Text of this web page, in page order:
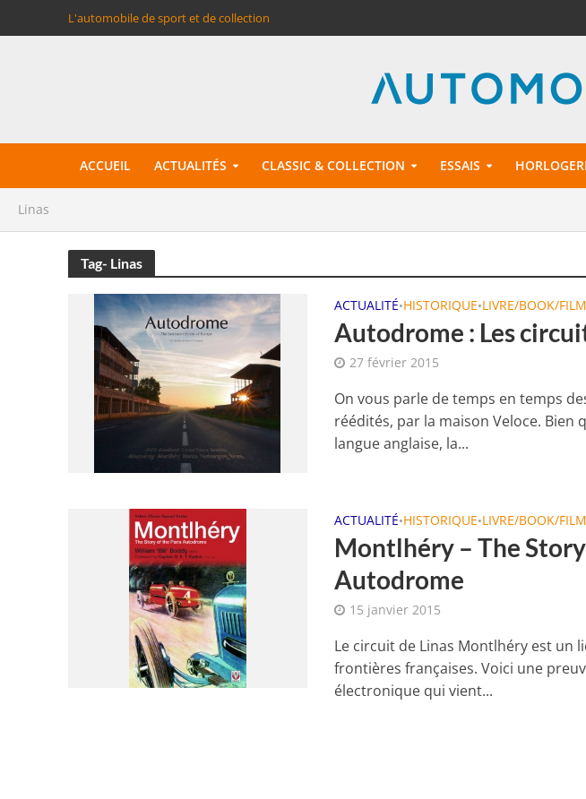
L'automobile de sport et de collection
ACCUEIL ACTUALITÉS CLASSIC & COLLECTION ESSAIS
Linas
Tag- Linas
ACTUALITÉ•HISTORIQUE•LIVRE/BOOK/
Autodrome : Les
27 février 2015
On vous parle de temps en temps
réédités, par la maison Veloce.
langue anglaise, la...
ACTUALITÉ•HISTORIQUE•LIVRE/BOOK/
Montlhéry – The
Autodrome
15 janvier 2015
Le circuit de Linas Montlhéry est un
frontières françaises. Voici une
électronique qui vient...